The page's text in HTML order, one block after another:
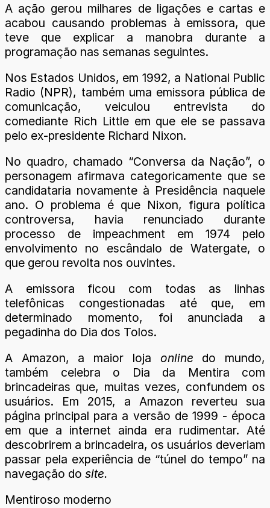
A ação gerou milhares de ligações e cartas e
acabou causando problemas à emissora, que
teve que explicar a manobra durante a
programação nas semanas seguintes.
Nos Estados Unidos, em 1992, a National Public
Radio (NPR), também uma emissora pública de
comunicação, veiculou entrevista do
comediante Rich Little em que ele se passava
pelo ex-presidente Richard Nixon.
No quadro, chamado “Conversa da Nação”, o
personagem afirmava categoricamente que se
candidataria novamente à Presidência naquele
ano. O problema é que Nixon, figura política
controversa, havia renunciado durante
processo de impeachment em 1974 pelo
envolvimento no escândalo de Watergate, o
que gerou revolta nos ouvintes.
A emissora ficou com todas as linhas
telefônicas congestionadas até que, em
determinado momento, foi anunciada a
pegadinha do Dia dos Tolos.
A Amazon, a maior loja online do mundo,
também celebra o Dia da Mentira com
brincadeiras que, muitas vezes, confundem os
usuários. Em 2015, a Amazon reverteu sua
página principal para a versão de 1999 - época
em que a internet ainda era rudimentar. Até
descobrirem a brincadeira, os usuários deveriam
passar pela experiência de “túnel do tempo” na
navegação do site.
Mentiroso moderno